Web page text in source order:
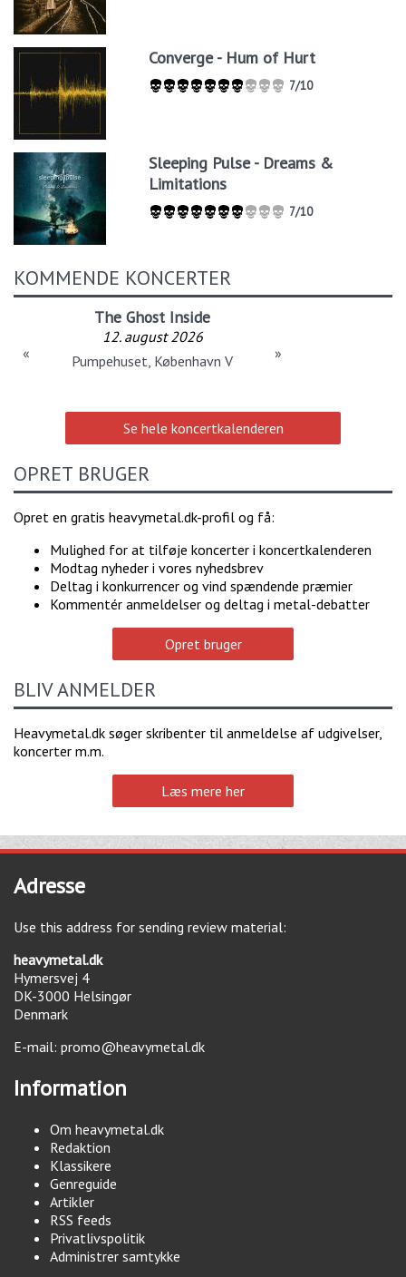
Converge - Hum of Hurt
7/10
Sleeping Pulse - Dreams &
Limitations
7/10
KOMMENDE KONCERTER
The Ghost Inside
12. august 2026
Pumpehuset, København V
« »
Se hele koncertkalenderen
OPRET BRUGER
Opret en gratis heavymetal.dk-profil og få:
Mulighed for at tilføje koncerter i koncertkalenderen
Modtag nyheder i vores nyhedsbrev
Deltag i konkurrencer og vind spændende præmier
Kommentér anmeldelser og deltag i metal-debatter
Opret bruger
BLIV ANMELDER
Heavymetal.dk søger skribenter til anmeldelse af udgivelser,
koncerter m.m.
Læs mere her
Adresse
Use this address for sending review material:
heavymetal.dk
Hymersvej 4
DK-3000 Helsingør
Denmark
E-mail: promo@heavymetal.dk
Information
Om heavymetal.dk
Redaktion
Klassikere
Genreguide
Artikler
RSS feeds
Privatlivspolitik
Administrer samtykke